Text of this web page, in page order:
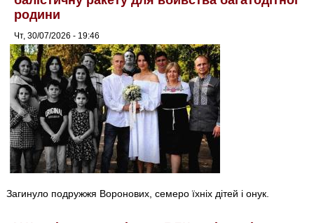
родини
Чт, 30/07/2026 - 19:46
Загинуло подружжя Воронових, семеро їхніх дітей і онук.